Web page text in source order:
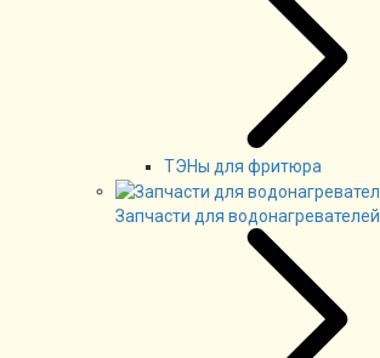
ТЭНы для фритюра
Запчасти для водонагревателей